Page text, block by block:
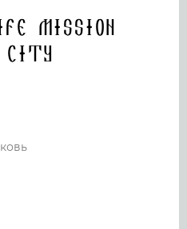
Mission
City